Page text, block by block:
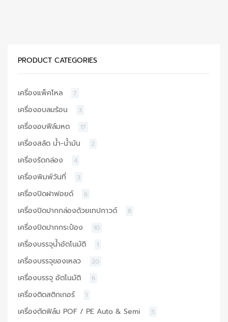
PRODUCT CATEGORIES
เครื่องแพ็คโหล 7
เครื่องอบลมร้อน 3
เครื่องอบฟีล์มหด 17
เครื่องสลัด น้ำ-น้ำมัน 2
เครื่องรัดกล่อง 4
เครื่องพิมพ์วันที่ 3
เครื่องปิดฝาฟอยด์ 6
เครื่องปิดปากกล่องด้วยเทปกาวด์ 8
เครื่องปิดปากกระป๋อง 10
เครื่องบรรจุน้ำอัตโนมัติ 1
เครื่องบรรจุของเหลว 20
เครื่องบรรจุ อัตโนมัติ 6
เครื่องติดสติกเกอร์ 1
เครื่องตัดฟิล์ม POF / PE Auto & Semi 5